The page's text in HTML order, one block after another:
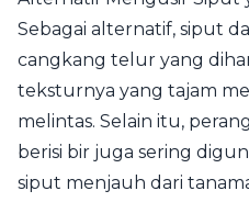
Sebagai alternatif, siput
cangkang telur yang
teksturnya yang tajam
melintas. Selain itu,
berisi bir juga sering
siput menjauh dari